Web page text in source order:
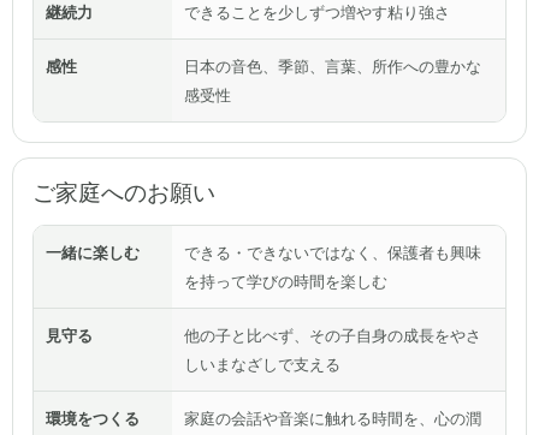
継続力 できることを少しずつ増やす粘り強さ
感性
日本の音色、季節、言葉、所作への豊かな
感受性
ご家庭へのお願い
一緒に楽しむ
できる・できないではなく、保護者も興味
を持って学びの時間を楽しむ
見守る
他の子と比べず、その子自身の成長をやさ
しいまなざしで支える
環境をつくる
家庭の会話や音楽に触れる時間を、心の潤